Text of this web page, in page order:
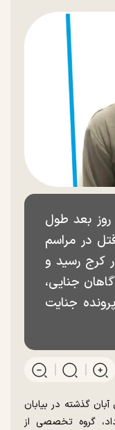
بعد طول
در مراسم
کرج رسید و
جنایی،
جنایت
گذشته در بیابان
مشهد رخ داد، گروه تخصصی از